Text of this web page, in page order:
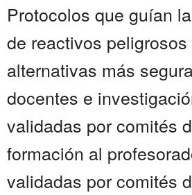
Protocolos que guían
de reactivos peligrosos
alternativas más
docentes e
validadas por comités
formación al
validadas por comités